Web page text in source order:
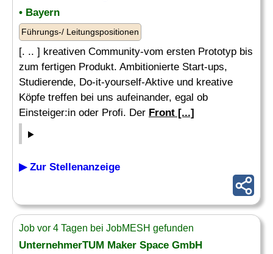
• Bayern
Führungs-/ Leitungspositionen
[. .. ] kreativen Community-vom ersten Prototyp bis
zum fertigen Produkt. Ambitionierte Start-ups,
Studierende, Do-it-yourself-Aktive und kreative
Köpfe treffen bei uns aufeinander, egal ob
Einsteiger:in oder Profi. Der Front [...]
▶ Zur Stellenanzeige
Job vor 4 Tagen bei JobMESH gefunden
UnternehmerTUM Maker Space GmbH